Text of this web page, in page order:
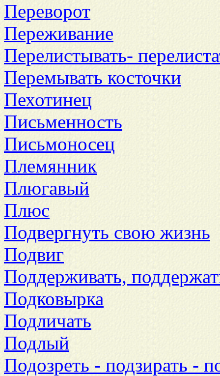
Переворот
Переживание
Перелистывать-
Перемывать косточки
Пехотинец
Письменность
Письмоносец
Племянник
Плюгавый
Плюс
Подвергнуть свою жизнь
Подвиг
Поддерживать,
Подковырка
Подличать
Подлый
Подозреть - подзирать -